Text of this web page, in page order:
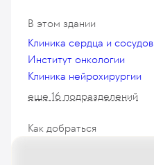
В этом здании
Клиника сердца и сосудов
Институт онкологии
Клиника нейрохирургии
еще 16 подразделений
Как добраться